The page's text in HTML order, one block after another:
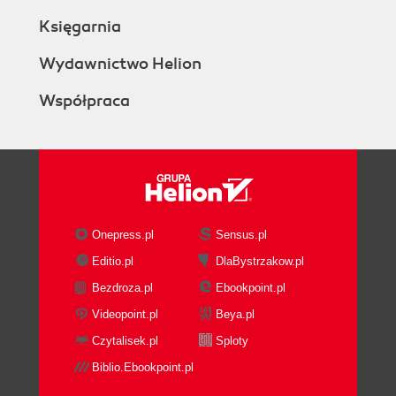
Wybór struktury (204)
Korzystanie ze struktury publikacji (211)
Cocoon 2.0 i dalej (235)
RPC kontra RMI (239)
Powiedział "Witaj!" (242)
Po co się męczyć? Niech serwer nas wyręczy!
Praktyczne zastosowania technologii XML-RPC
(268)
Co dalej? (271)
Rozdział 11. XML na potrzeby konfiguracji (273)
Deskryptory wdrożeniowe EJB (274)
Księgarnia
Wydawnictwo Helion
Współpraca
Onepress.pl
Sensus.pl
Editio.pl
DlaBystrzakow.pl
Bezdroza.pl
Ebookpoint.pl
Videopoint.pl
Beya.pl
Czytalisek.pl
Sploty
Biblio.Ebookpoint.pl